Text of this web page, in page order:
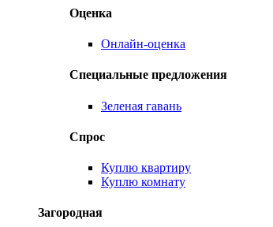
Оценка
Онлайн-оценка
Специальные предложения
Зеленая гавань
Спрос
Куплю квартиру
Куплю комнату
Загородная